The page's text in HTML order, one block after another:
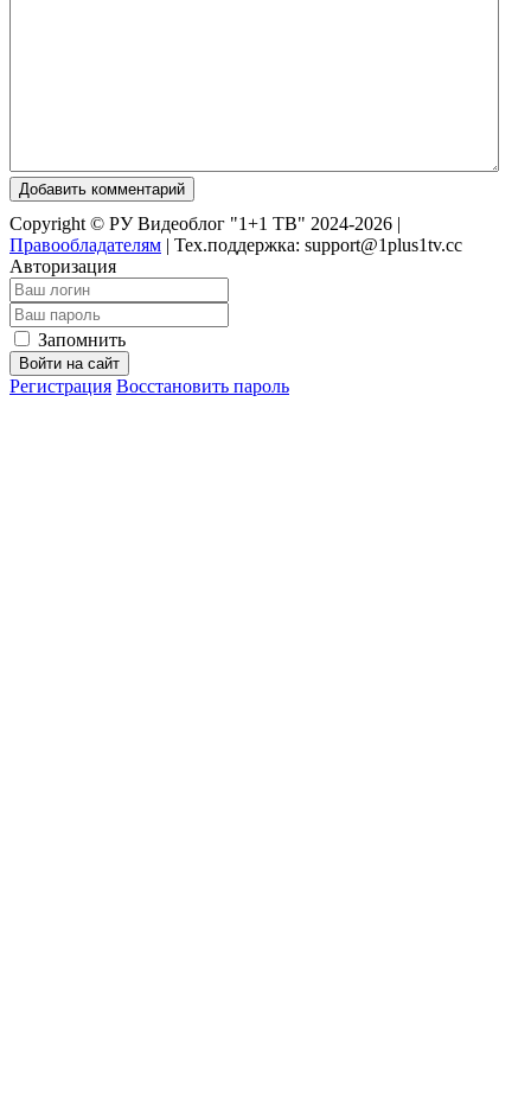
Добавить комментарий
Copyright © РУ Видеоблог "1+1 ТВ" 2024-2026 |
Правообладателям | Тех.поддержка: support@1plus1tv.cc
Авторизация
Запомнить
Войти на сайт
Регистрация Восстановить пароль